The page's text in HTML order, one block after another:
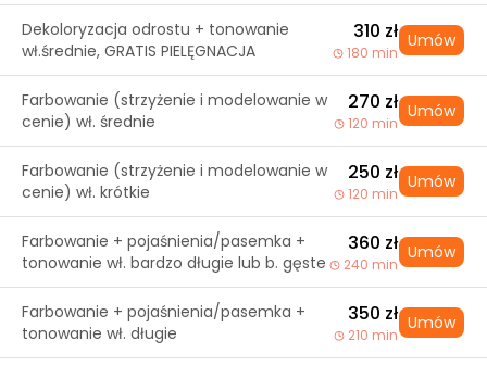
Dekoloryzacja odrostu + tonowanie
wł.średnie, GRATIS PIELĘGNACJA
310 zł
180 min
Umów
Farbowanie (strzyżenie i modelowanie w
cenie) wł. średnie
270 zł
120 min
Umów
Farbowanie (strzyżenie i modelowanie w
cenie) wł. krótkie
250 zł
120 min
Umów
Farbowanie + pojaśnienia/pasemka +
tonowanie wł. bardzo długie lub b. gęste
360 zł
240 min
Umów
Farbowanie + pojaśnienia/pasemka +
tonowanie wł. długie
350 zł
210 min
Umów